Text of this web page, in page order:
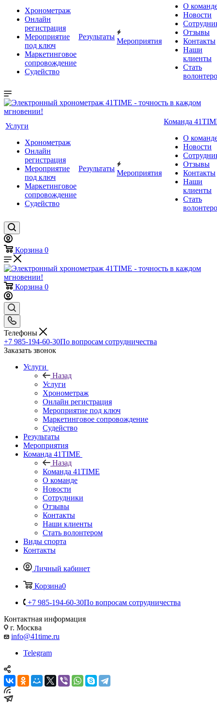
Хронометраж
Онлайн
регистрация
Мероприятие
под ключ
Маркетинговое
сопровождение
Судейство
Результаты
Мероприятия
О
Новости
Отзывы
Контакты
Наши
клиенты
Стать
Услуги
Хронометраж
Онлайн
регистрация
Мероприятие
под ключ
Маркетинговое
сопровождение
Судейство
Результаты
Мероприятия
Команда
О
Новости
Отзывы
Контакты
Наши
клиенты
Стать
Корзина 0
Корзина 0
Телефоны
+7 985-194-60-30По вопросам сотрудничества
Заказать звонок
Услуги
Назад
Услуги
Хронометраж
Онлайн регистрация
Мероприятие под ключ
Маркетинговое сопровождение
Судейство
Результаты
Мероприятия
Команда 41TIME
Назад
Команда 41TIME
О команде
Новости
Сотрудники
Отзывы
Контакты
Наши клиенты
Стать волонтером
Виды спорта
Контакты
Личный кабинет
Корзина0
+7 985-194-60-30По вопросам сотрудничества
Контактная информация
г. Москва
info@41time.ru
Telegram